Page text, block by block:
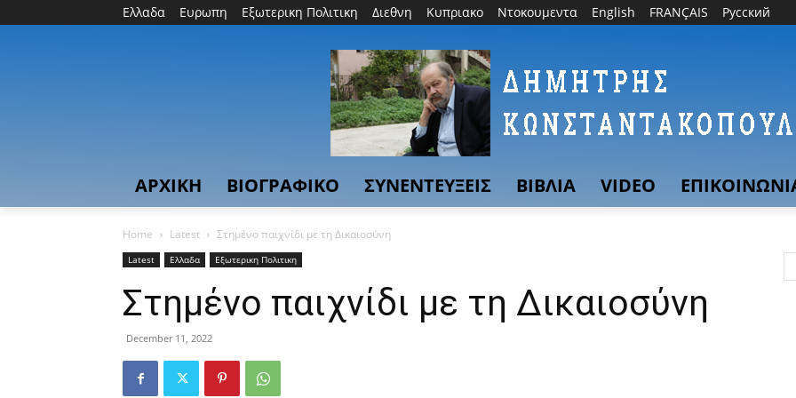
Ελλαδα Ευρωπη Εξωτερικη Πολιτικη Διεθνη Κυπριακο Ντοκουμεντα English FRANÇAIS Русский
ΑΡΧΙΚΗ ΒΙΟΓΡΑΦΙΚΟ ΣΥΝΕΝΤΕΥΞΕΙΣ ΒΙΒΛΙΑ VIDEO
Home Latest Στημένο παιχνίδι με τη Δικαιοσύνη
Latest Ελλαδα Εξωτερικη Πολιτικη
Στημένο παιχνίδι με τη Δικαιοσύνη
December 11, 2022